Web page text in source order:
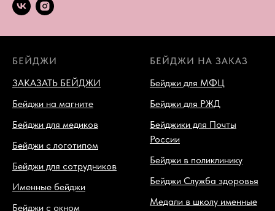
БЕЙДЖИ
ЗАКАЗАТЬ БЕЙДЖИ
Бейджи на магните
Бейджи для медиков
Бейджи с логотипом
Бейджи для сотрудников
Именные бейджи
Бейджи с окном
БЕЙДЖИ НА ЗАКАЗ
Бейджи для МФЦ
Бейджи для РЖД
Бейджики для Почты
России
Бейджи в поликлинику
Бейджи Служба здоровья
Медали в школу именные